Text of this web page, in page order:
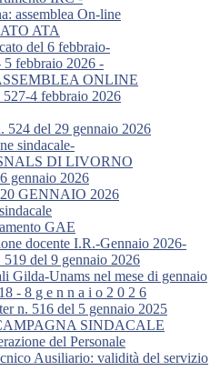
assemblea On-line
ATA
del 6 febbraio-
febbraio 2026 -
ONLINE
4 febbraio 2026
del 29 gennaio 2026
sindacale-
DI LIVORNO
gennaio 2026
GENNAIO 2026
GAE
docente I.R.-Gennaio 2026-
del 9 gennaio 2026
Gilda-Unams nel mese di gennaio
- 8 g e n n a i o 2 0 2 6
n. 516 del 5 gennaio 2025
SINDACALE
del Personale
Ausiliario: validità del servizio